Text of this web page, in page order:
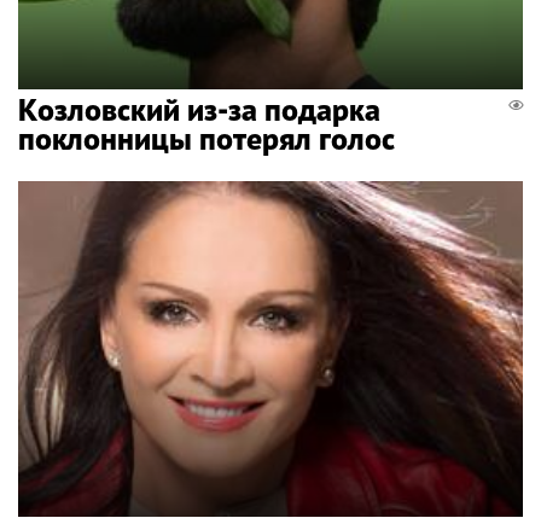
Козловский из-за подарка
поклонницы потерял голос